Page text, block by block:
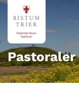
Zum Inhalt springen
Pastoraler